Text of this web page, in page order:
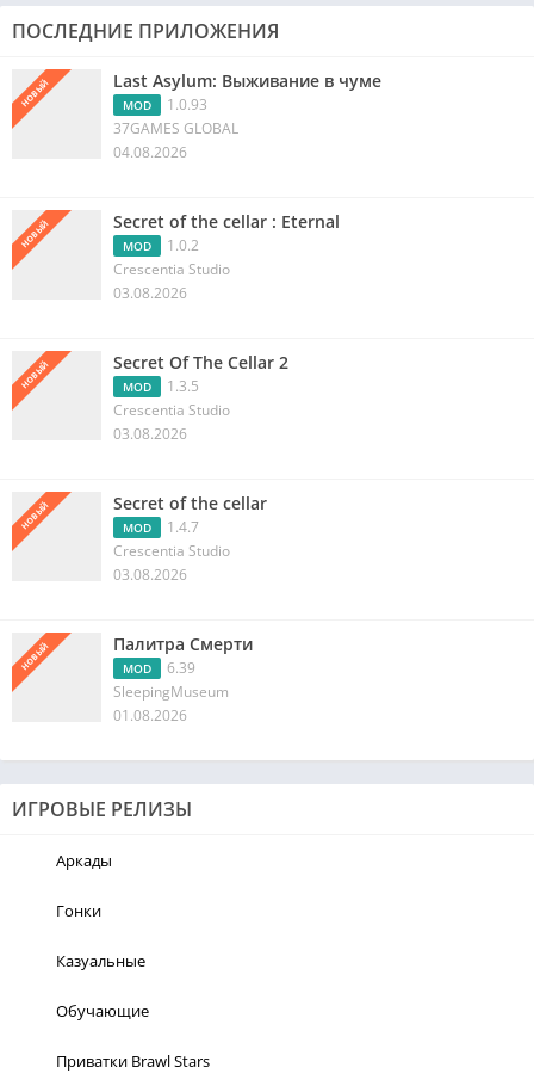
ПОСЛЕДНИЕ ПРИЛОЖЕНИЯ
НОВЫЙ Last Asylum: Выживание в чуме
MOD
1.0.93
37GAMES GLOBAL
04.08.2026
НОВЫЙ Secret of the cellar : Eternal
MOD
1.0.2
Crescentia Studio
03.08.2026
НОВЫЙ Secret Of The Cellar 2
MOD
1.3.5
Crescentia Studio
03.08.2026
НОВЫЙ Secret of the cellar
MOD
1.4.7
Crescentia Studio
03.08.2026
НОВЫЙ Палитра Смерти
MOD
6.39
SleepingMuseum
01.08.2026
ИГРОВЫЕ РЕЛИЗЫ
Аркады
Гонки
Казуальные
Обучающие
Приватки Brawl Stars